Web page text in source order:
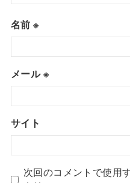
名前※
メール※
サイト
次回のコメントで使用